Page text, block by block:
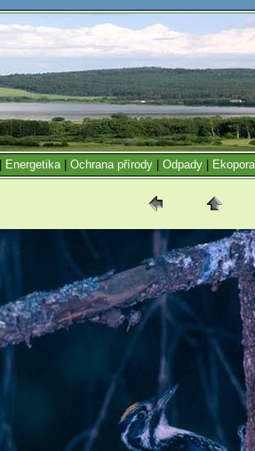
Energetika| Ochrana přírody Odpady